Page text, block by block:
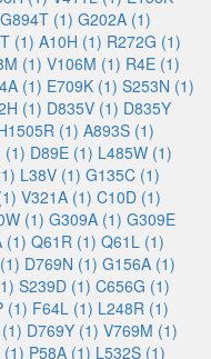
G894T (1) G202A (1)
(1) A10H (1) R272G (1)
(1) V106M (1) R4E (1)
(1) E709K (1) S253N (1)
(1) D835V (1) D835Y
(1) A893S (1)
(1) D89E (1) L485W (1)
L38V (1) G135C (1)
V321A (1) C10D (1)
(1) G309A (1) G309E
(1) Q61R (1) Q61L (1)
D769N (1) G156A (1)
S239D (1) C656G (1)
(1) F64L (1) L248R (1)
D769Y (1) V769M (1)
(1) P58A (1) L532S (1)